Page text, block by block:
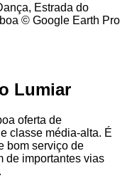
Estrada do
© Google Earth Pro
Lumiar
oferta de
classe média-alta. É
bom serviço de
de importantes vias